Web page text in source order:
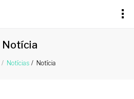
Notícia
Notícias Notícia